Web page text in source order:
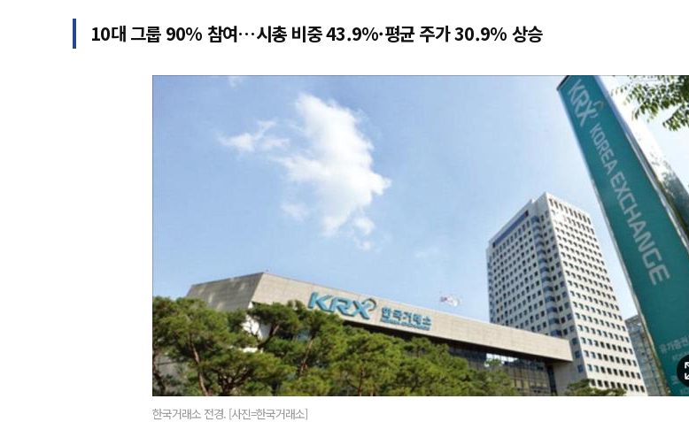
10대 그룹 90% 참여…시총 비중 43.9%·평균 주가 30.9% 상승
한국거래소 전경. [사진=한국거래소]